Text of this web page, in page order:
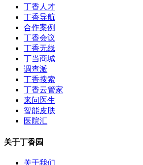
丁香人才
丁香导航
合作案例
丁香会议
丁香无线
丁当商城
调查派
丁香搜索
丁香云管家
来问医生
智能皮肤
医院汇
关于丁香园
关于我们